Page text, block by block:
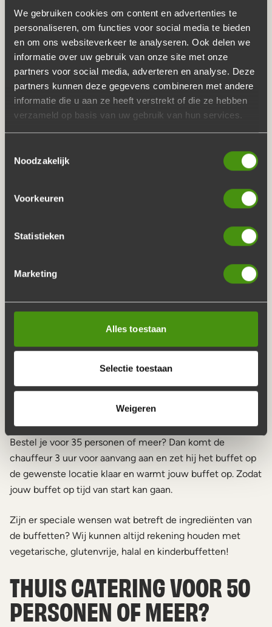
We gebruiken cookies om content en advertenties te
personaliseren, om functies voor social media te bieden
en om ons websiteverkeer te analyseren. Ook delen we
informatie over uw gebruik van onze site met onze
partners voor social media, adverteren en analyse. Deze
partners kunnen deze gegevens combineren met andere
informatie die u aan ze heeft verstrekt of die ze hebben
verzameld op basis van uw gebruik van hun services.
Noodzakelijk
Voorkeuren
Statistieken
Marketing
Alles toestaan
Selectie toestaan
Weigeren
De Buffetten Boer durft het te zeggen: de thuiscatering
van De Buffetten Boer zorgt voor ambachtelijke
buffetten, die net even wat lekkerder smaken. Door
ervaren chefs en de verste ingrediënten schotelt u
ambacht voor uw gasten. De ingrediënten komen
rechtstreeks van de slager en de groenteboer. Het beste
vlees en smaakvolle groenten.
De chefs brengen het malse vlees nog extra op smaak
door heerlijke kruiden en marinades toe te voegen.
Kwaliteit vindt u daarom niet alleen terug in onze service.
Keuze is Reuze Buffet
Stamppot Buffet
Vis en Vlees Buffet
Italiaans Buffet
Saté buffet
Bestel je voor 35 personen of meer? Dan komt de
chauffeur 3 uur voor aanvang aan en zet hij het buffet op
de gewenste locatie klaar en warmt jouw buffet op. Zodat
jouw buffet op tijd van start kan gaan.
Zijn er speciale wensen wat betreft de ingrediënten van
de buffetten? Wij kunnen altijd rekening houden met
vegetarische, glutenvrije, halal en kinderbuffetten!
THUIS CATERING VOOR 50
PERSONEN OF MEER?